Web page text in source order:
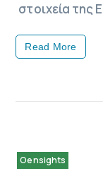
στοιχεία της
Read More
Oensights